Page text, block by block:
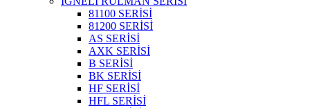
81100 SERİSİ
81200 SERİSİ
AS SERİSİ
AXK SERİSİ
B SERİSİ
BK SERİSİ
HF SERİSİ
HFL SERİSİ